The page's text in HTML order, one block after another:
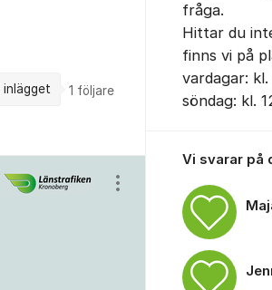
inlägget 1 följare
Visa/dölj inställningar för
fråga.
Hittar du
finns vi på
vardagar:
söndag: kl.
Vi svarar på